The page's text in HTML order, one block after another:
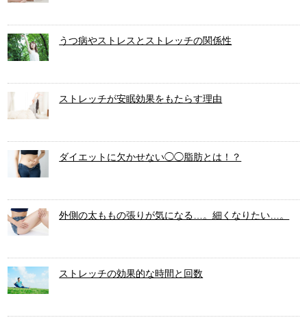
うつ病やストレスとストレッチの関係性
ストレッチが安眠効果をもたらす理由
ダイエットに欠かせない◯◯脂肪とは！？
外側の太ももの張りが気になる…。細くなりたい…。
ストレッチの効果的な時間と回数